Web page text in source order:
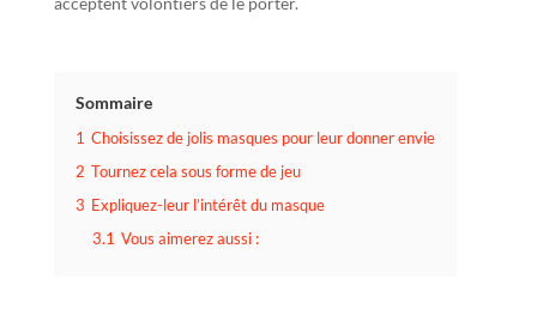
Sommaire
1 Choisissez de jolis masques pour leur donner envie
2 Tournez cela sous forme de jeu
3 Expliquez-leur l’intérêt du masque
3.1 Vous aimerez aussi :